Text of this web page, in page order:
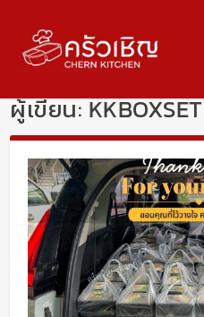
ผู้เขียน:KKBOXSET